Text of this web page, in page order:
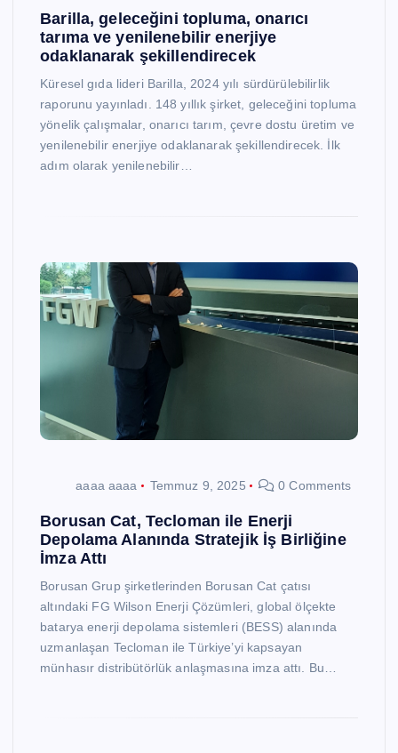
Barilla, geleceğini topluma, onarıcı
tarıma ve yenilenebilir enerjiye
odaklanarak şekillendirecek
Küresel gıda lideri Barilla, 2024 yılı sürdürülebilirlik
raporunu yayınladı. 148 yıllık şirket, geleceğini topluma
yönelik çalışmalar, onarıcı tarım, çevre dostu üretim ve
yenilenebilir enerjiye odaklanarak şekillendirecek. İlk
adım olarak yenilenebilir…
aaaa aaaa Temmuz 9, 2025 0 Comments
Borusan Cat, Tecloman ile Enerji
Depolama Alanında Stratejik İş Birliğine
İmza Attı
Borusan Grup şirketlerinden Borusan Cat çatısı
altındaki FG Wilson Enerji Çözümleri, global ölçekte
batarya enerji depolama sistemleri (BESS) alanında
uzmanlaşan Tecloman ile Türkiye’yi kapsayan
münhasır distribütörlük anlaşmasına imza attı. Bu…